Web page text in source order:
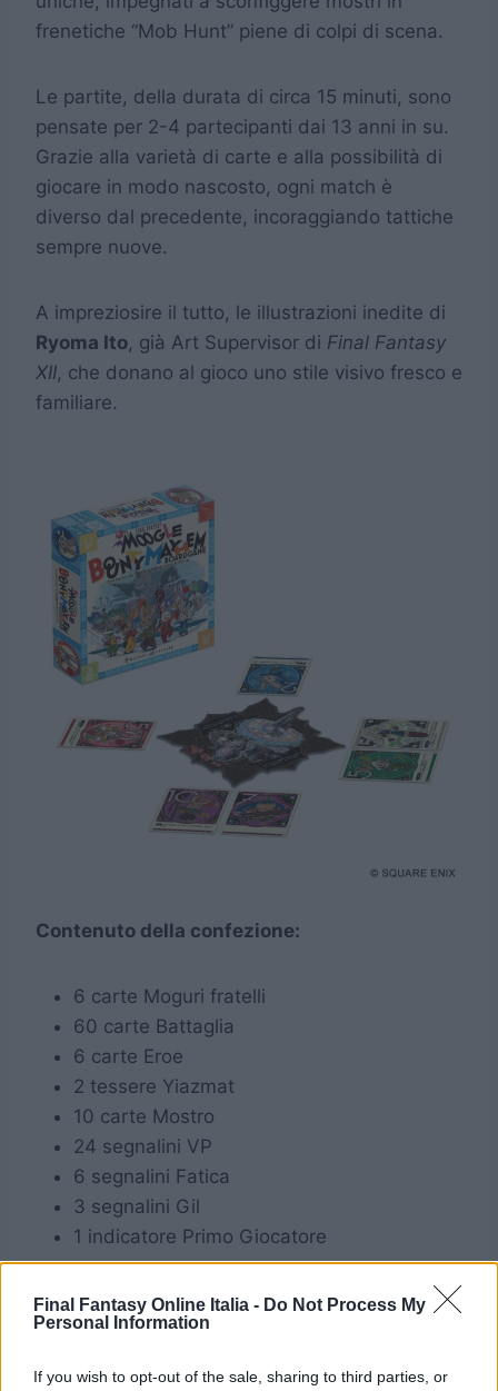
Final Fantasy Online Italia - Do Not Process My
Personal Information
If you wish to opt-out of the sale, sharing to third parties, or
frenetiche “Mob Hunt” piene di colpi di scena.
Le partite, della durata di circa 15 minuti, sono
pensate per 2-4 partecipanti dai 13 anni in su.
Grazie alla varietà di carte e alla possibilità di
giocare in modo nascosto, ogni match è
diverso dal precedente, incoraggiando tattiche
sempre nuove.
A impreziosire il tutto, le illustrazioni inedite di
Ryoma Ito, già Art Supervisor di Final Fantasy
XII, che donano al gioco uno stile visivo fresco e
familiare.
Contenuto della confezione:
6 carte Moguri fratelli
60 carte Battaglia
6 carte Eroe
2 tessere Yiazmat
10 carte Mostro
24 segnalini VP
6 segnalini Fatica
3 segnalini Gil
1 indicatore Primo Giocatore
Prezzo:44.99 Euro
Disponibilità:già acquistabile sullo